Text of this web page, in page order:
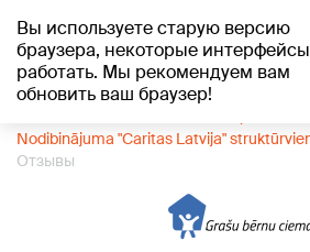
Вы используете старую версию
браузера, некоторые
работать. Мы рекомендуем вам
обновить ваш браузер!
+19°C
Nodibinājuma "Caritas Latvija"
Отзывы